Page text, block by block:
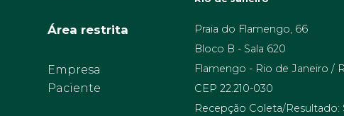
Área restrita
Empresa
Paciente
Praia do Flamengo, 66
Bloco B - Sala 620
Flamengo - Rio de Janeiro /
CEP 22.210-030
Recepção Coleta/Resultado: